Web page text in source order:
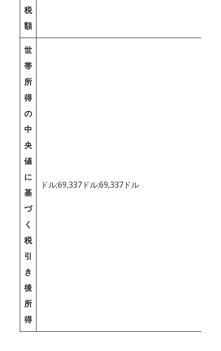
税
額
世
帯
所
得
の
中
央
値
に
基
づ
く
税
引
き
後
所
得
ドル;69,337ドル;69,337ドル